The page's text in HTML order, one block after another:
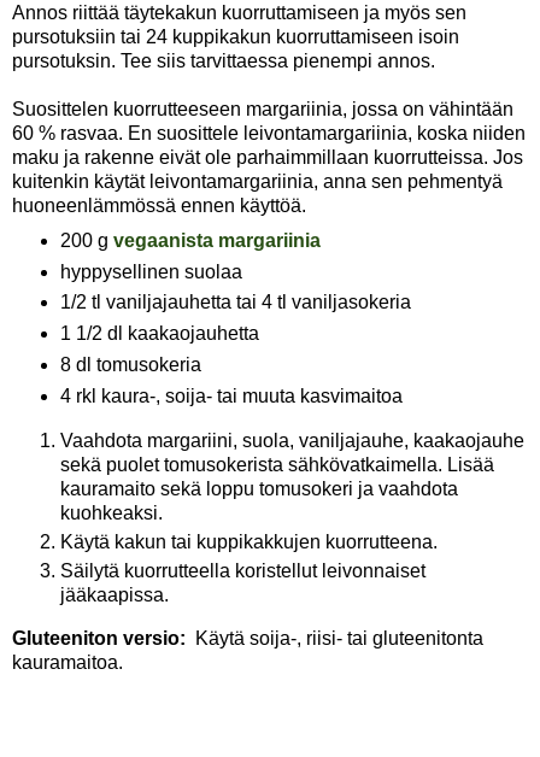
Annos riittää täytekakun kuorruttamiseen ja myös sen
pursotuksiin tai 24 kuppikakun kuorruttamiseen isoin
pursotuksin. Tee siis tarvittaessa pienempi annos.
Suosittelen kuorrutteeseen margariinia, jossa on vähintään
60 % rasvaa. En suosittele leivontamargariinia, koska niiden
maku ja rakenne eivät ole parhaimmillaan kuorrutteissa. Jos
kuitenkin käytät leivontamargariinia, anna sen pehmentyä
huoneenlämmössä ennen käyttöä.
200 g vegaanista margariinia
hyppysellinen suolaa
1/2 tl vaniljajauhetta tai 4 tl vaniljasokeria
1 1/2 dl kaakaojauhetta
8 dl tomusokeria
4 rkl kaura-, soija- tai muuta kasvimaitoa
Vaahdota margariini, suola, vaniljajauhe, kaakaojauhe
sekä puolet tomusokerista sähkövatkaimella. Lisää
kauramaito sekä loppu tomusokeri ja vaahdota
kuohkeaksi.
Käytä kakun tai kuppikakkujen kuorrutteena.
Säilytä kuorrutteella koristellut leivonnaiset
jääkaapissa.
Gluteeniton versio:
Käytä soija-, riisi- tai gluteenitonta
kauramaitoa.